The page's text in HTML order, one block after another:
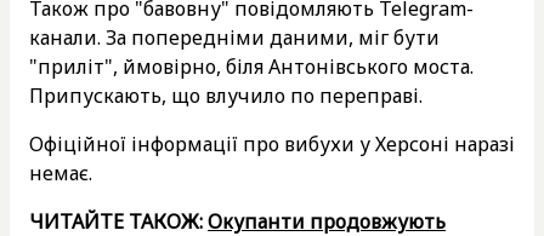
Також про "бавовну" повідомляють Telegram-
канали. За попередніми даними, міг бути
"приліт", ймовірно, біля Антонівського моста.
Припускають, що влучило по переправі.
Офіційної інформації про вибухи у Херсоні наразі
немає.
ЧИТАЙТЕ ТАКОЖ:Окупанти продовжують